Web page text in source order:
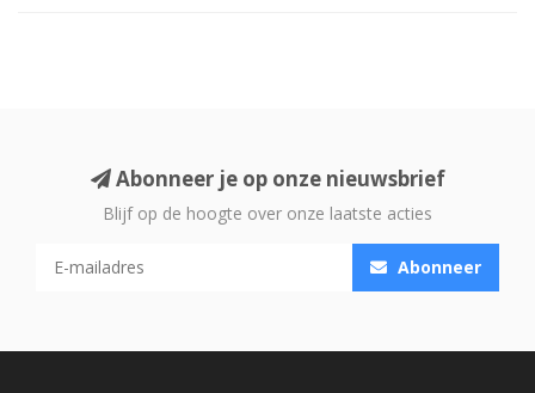
Abonneer je op onze nieuwsbrief
Blijf op de hoogte over onze laatste acties
Abonneer